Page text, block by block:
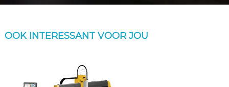
OOK INTERESSANT VOOR JOU